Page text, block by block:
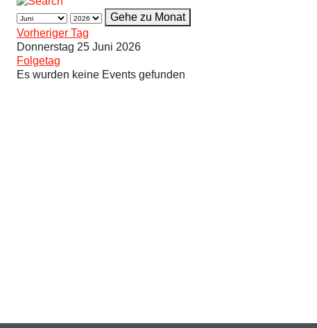
Gehe zu Monat
Vorheriger Tag
Donnerstag 25 Juni 2026
Folgetag
Es wurden keine Events gefunden